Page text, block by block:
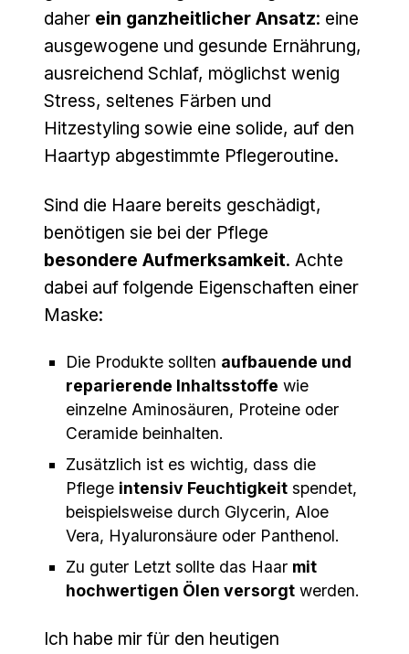
daher ein ganzheitlicher Ansatz: eine
ausgewogene und gesunde Ernährung,
ausreichend Schlaf, möglichst wenig
Stress, seltenes Färben und
Hitzestyling sowie eine solide, auf den
Haartyp abgestimmte Pflegeroutine.
Sind die Haare bereits geschädigt,
benötigen sie bei der Pflege
besondere Aufmerksamkeit. Achte
dabei auf folgende Eigenschaften einer
Maske:
Die Produkte sollten aufbauende und
reparierende Inhaltsstoffe wie
einzelne Aminosäuren, Proteine oder
Ceramide beinhalten.
Zusätzlich ist es wichtig, dass die
Pflege intensiv Feuchtigkeit spendet,
beispielsweise durch Glycerin, Aloe
Vera, Hyaluronsäure oder Panthenol.
Zu guter Letzt sollte das Haar mit
hochwertigen Ölen versorgt werden.
Ich habe mir für den heutigen